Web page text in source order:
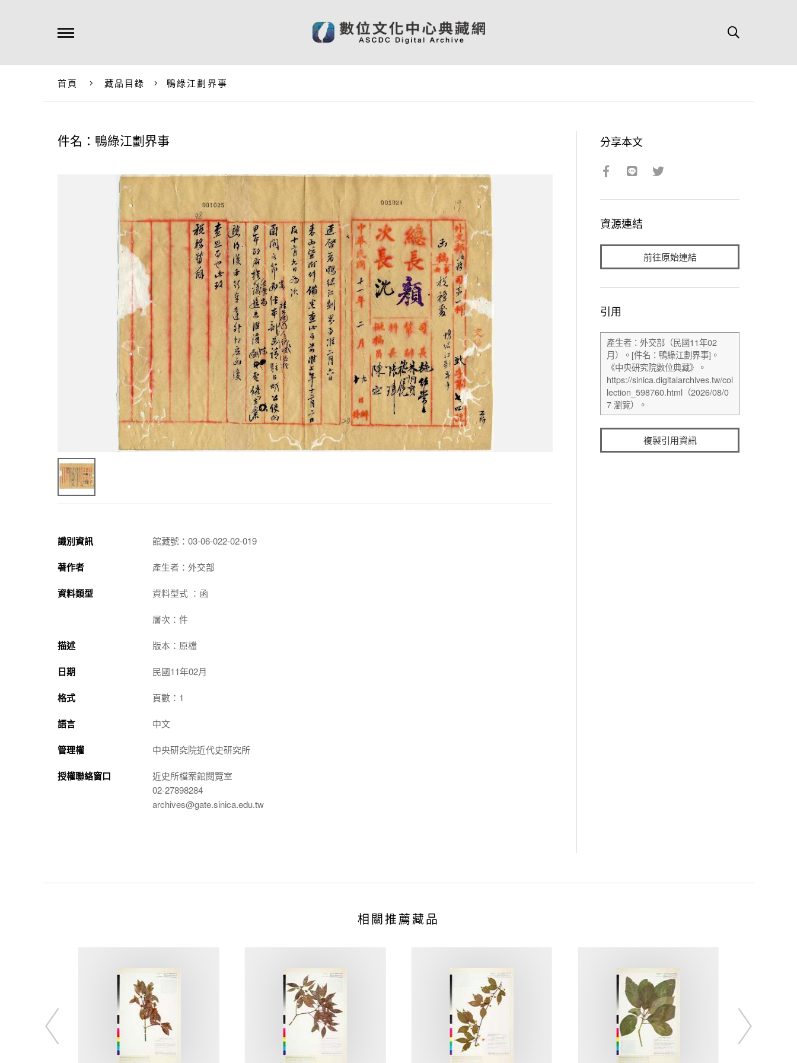
首頁 藏品目錄 鴨綠江劃界事
件名：鴨綠江劃界事
識別資訊 館藏號：03-06-022-02-019
著作者 產生者：外交部
資料類型 資料型式 ：函
層次：件
描述 版本：原檔
日期 民國11年02月
格式 頁數：1
語言 中文
管理權 中央研究院近代史研究所
授權聯絡窗口
近史所檔案館閱覽室
02-27898284
archives@gate.sinica.edu.tw
分享本文
資源連結
前往原始連結
引用
複製引用資訊
相關推薦藏品